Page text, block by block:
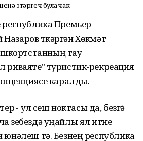
этәргеч булачак
республика Премьер-
үткәргән Хөкүмәт
тау
риваяте" туристик-рекреация
каралды.
- ул үсеш ноктасы да, безгә
уңайлы ял итүне
юнәлеш тә. Безнең республика